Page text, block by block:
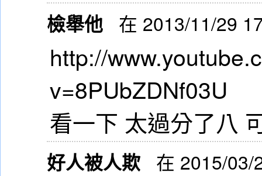
檢舉他 在 2013/11/29
http://
v=8PUbZDNf03U
看一下 太過分了八
好人被人欺 在 2015/03/